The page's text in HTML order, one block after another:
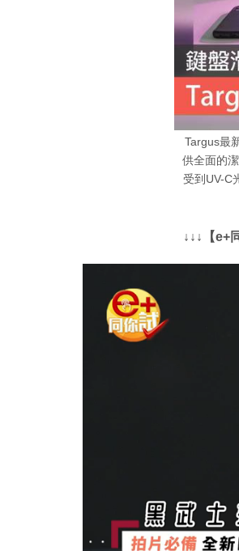
Targus最
供全面的
受到UV-C
↓↓↓【e+